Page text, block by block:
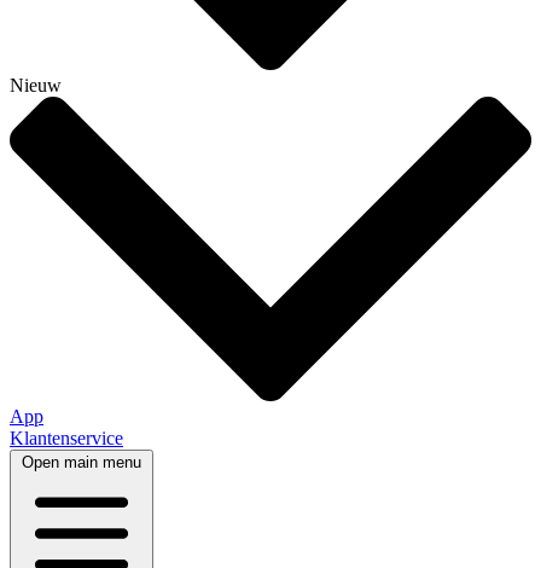
Nieuw
App
Klantenservice
Open main menu